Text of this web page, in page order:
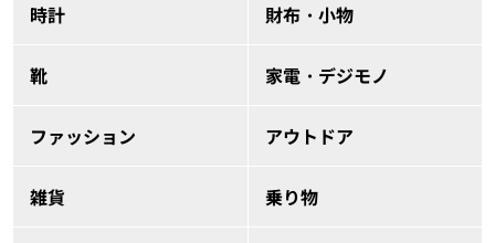
時計 財布・小物
靴 家電・デジモノ
ファッション アウトドア
雑貨 乗り物